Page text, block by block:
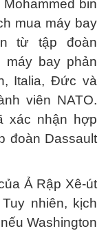
bin
mua máy bay
từ tập đoàn
máy bay phản
Italia, Đức và
viên NATO.
xác nhận hợp
đoàn Dassault
Ả Rập Xê-út
nhiên, kịch
Washington